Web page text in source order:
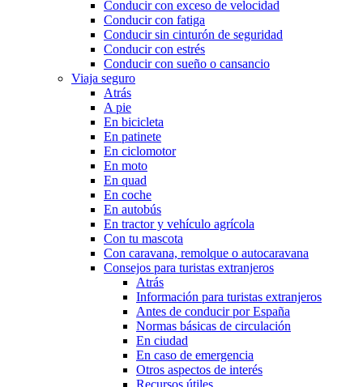
Conducir con exceso de velocidad
Conducir con fatiga
Conducir sin cinturón de seguridad
Conducir con estrés
Conducir con sueño o cansancio
Viaja seguro
Atrás
A pie
En bicicleta
En patinete
En ciclomotor
En moto
En quad
En coche
En autobús
En tractor y vehículo agrícola
Con tu mascota
Con caravana, remolque o autocaravana
Consejos para turistas extranjeros
Atrás
Información para turistas extranjeros
Antes de conducir por España
Normas básicas de circulación
En ciudad
En caso de emergencia
Otros aspectos de interés